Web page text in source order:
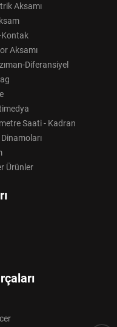
Aksamı
Kontak
Aksamı
Diferansiyel
Saati - Kadran
Ürünler